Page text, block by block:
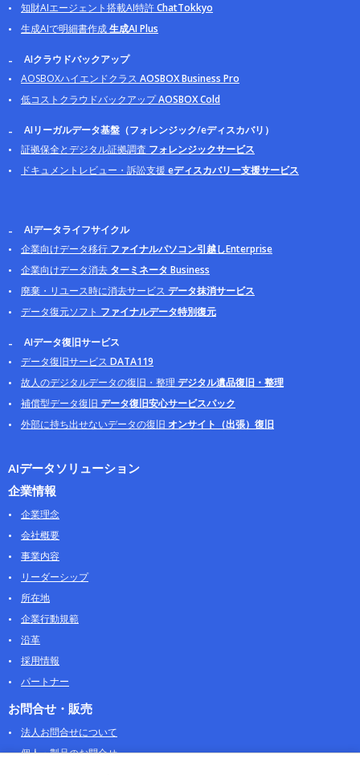
知財AIエージェント搭載AI特許ChatTokkyo
生成AIで明細書作成生成AI Plus
AIクラウドバックアップ
AOSBOXハイエンドクラス AOSBOX Business Pro
低コストクラウドバックアップAOSBOX Cold
AIリーガルデータ基盤（フォレンジック/eディスカバリ）
証拠保全とデジタル証拠調査 フォレンジックサービス
ドキュメントレビュー・訴訟支援 eディスカバリー支援サービス
AIデータライフサイクル
企業向けデータ移行 ファイナルパソコン引越しEnterprise
企業向けデータ消去 ターミネータ Business
廃棄・リユース時に消去サービス データ抹消サービス
データ復元ソフト ファイナルデータ特別復元
AIデータ復旧サービス
データ復旧サービス DATA119
故人のデジタルデータの復旧・整理 デジタル遺品復旧・整理
補償型データ復旧 データ復旧安心サービスパック
外部に持ち出せないデータの復旧 オンサイト（出張）復旧
AIデータソリューション
企業情報
企業理念
会社概要
事業内容
リーダーシップ
所在地
企業行動規範
沿革
採用情報
パートナー
お問合せ・販売
法人お問合せについて
個人・製品のお問合せ